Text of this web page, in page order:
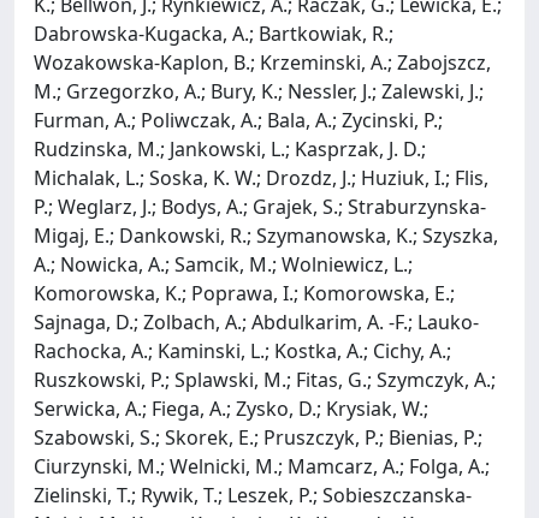
Dabrowska-Kugacka, A.; Bartkowiak, R.;
Wozakowska-Kaplon, B.; Krzeminski, A.; Zabojszcz,
M.; Grzegorzko, A.; Bury, K.; Nessler, J.; Zalewski, J.;
Furman, A.; Poliwczak, A.; Bala, A.; Zycinski, P.;
Rudzinska, M.; Jankowski, L.; Kasprzak, J. D.;
Michalak, L.; Soska, K. W.; Drozdz, J.; Huziuk, I.; Flis,
P.; Weglarz, J.; Bodys, A.; Grajek, S.; Straburzynska-
Migaj, E.; Dankowski, R.; Szymanowska, K.; Szyszka,
A.; Nowicka, A.; Samcik, M.; Wolniewicz, L.;
Komorowska, K.; Poprawa, I.; Komorowska, E.;
Sajnaga, D.; Zolbach, A.; Abdulkarim, A. -F.; Lauko-
Rachocka, A.; Kaminski, L.; Kostka, A.; Cichy, A.;
Ruszkowski, P.; Splawski, M.; Fitas, G.; Szymczyk, A.;
Serwicka, A.; Fiega, A.; Zysko, D.; Krysiak, W.;
Szabowski, S.; Skorek, E.; Pruszczyk, P.; Bienias, P.;
Ciurzynski, M.; Welnicki, M.; Mamcarz, A.; Folga, A.;
Zielinski, T.; Rywik, T.; Leszek, P.; Sobieszczanska-